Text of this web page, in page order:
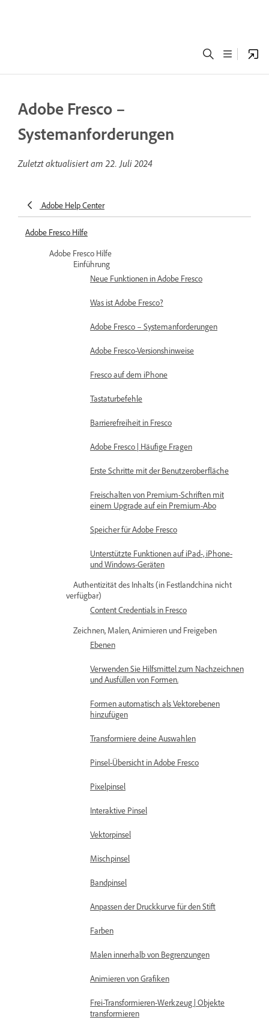
Adobe Fresco –
Systemanforderungen
Zuletzt aktualisiert am22. Juli 2024
Adobe Help Center
Adobe Fresco Hilfe
Adobe Fresco Hilfe
Einführung
Neue Funktionen in Adobe Fresco
Was ist Adobe Fresco?
Adobe Fresco – Systemanforderungen
Adobe Fresco-Versionshinweise
Fresco auf dem iPhone
Tastaturbefehle
Barrierefreiheit in Fresco
Adobe Fresco | Häufige Fragen
Erste Schritte mit der Benutzeroberfläche
Freischalten von Premium-Schriften mit
einem Upgrade auf ein Premium-Abo
Speicher für Adobe Fresco
Unterstützte Funktionen auf iPad-, iPhone-
und Windows-Geräten
Authentizität des Inhalts (in Festlandchina nicht
verfügbar)
Content Credentials in Fresco
Zeichnen, Malen, Animieren und Freigeben
Ebenen
Verwenden Sie Hilfsmittel zum Nachzeichnen
und Ausfüllen von Formen.
Formen automatisch als Vektorebenen
hinzufügen
Transformiere deine Auswahlen
Pinsel-Übersicht in Adobe Fresco
Pixelpinsel
Interaktive Pinsel
Vektorpinsel
Mischpinsel
Bandpinsel
Anpassen der Druckkurve für den Stift
Farben
Malen innerhalb von Begrenzungen
Animieren von Grafiken
Frei-Transformieren-Werkzeug | Objekte
transformieren